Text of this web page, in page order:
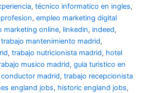
, técnico informatico en ingles,
, empleo marketing digital
marketing online, linkedin, indeed,
trabajo mantenimiento madrid,
, trabajo nutricionista madrid, hotel
musico madrid, guia turistico en
madrid, trabajo recepcionista
england jobs, historic england jobs,